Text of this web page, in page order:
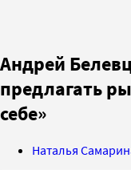
Андрей
предлагать
себе»
Наталья